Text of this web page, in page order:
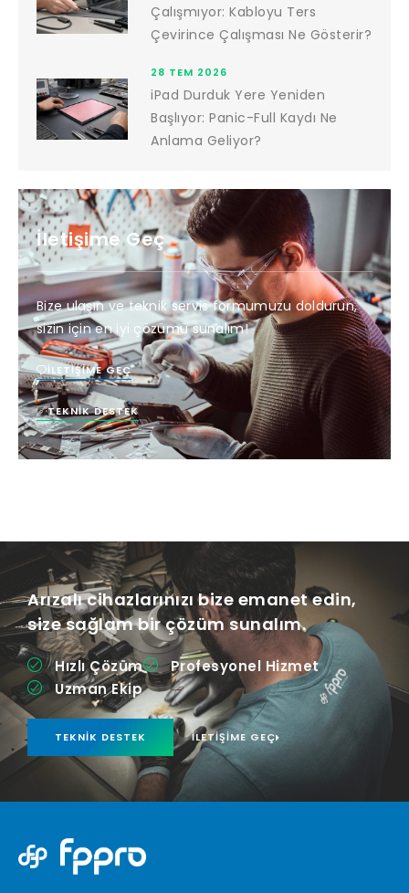
Çalışmıyor: Kabloyu Ters
Çevirince Çalışması Ne Gösterir?
28 TEM 2026
iPad Durduk Yere Yeniden
Başlıyor: Panic-Full Kaydı Ne
Anlama Geliyor?
İletişime Geç
Bize ulaşın ve teknik servis formumuzu doldurun,
sizin için en iyi çözümü sunalım!
İLETIŞIME GEÇ
TEKNIK DESTEK
Arızalı cihazlarınızı bize emanet edin,
size sağlam bir çözüm sunalım.
Hızlı Çözüm
Profesyonel Hizmet
Uzman Ekip
TEKNIK DESTEK İLETIŞIME GEÇ